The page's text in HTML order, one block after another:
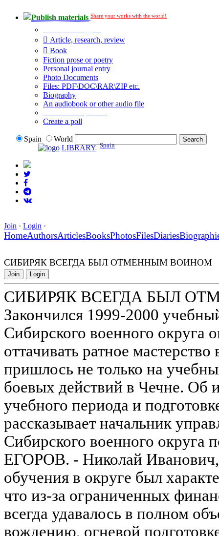
Publish materials Share your works with the world!
Article, research, review
Book
Fiction prose or poetry
Personal journal entry
Photo Documents
Files: PDF\DOC\RAR\ZIP etc.
Biography
An audiobook or other audio file
Create a poll
Spain
World
LIBRARY Spain
Join · Login ·
HomeAuthorsArticlesBooksPhotosFilesDiaries
СИБИРЯК ВСЕГДА БЫЛ ОТМЕННЫМ ВОИНОМ
Join Login
СИБИРЯК ВСЕГДА БЫЛ
Закончился 1999-2000
Сибирского военного округа
оттачивать ратное
пришлось не только на
боевых действий в Чечне. Об
учебного периода и
рассказывает начальник
Сибирского военного округа
ЕГОРОВ. - Николай
обучения в округе был
что из-за ограниченных
всегда удавалось в полном
вождению, огневой